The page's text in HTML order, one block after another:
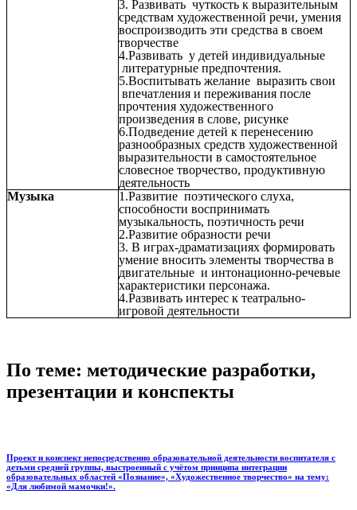
3. Развивать чуткость к выразительным
средствам художественной речи, умения
воспроизводить эти средства в своем
творчестве
4.Развивать у детей индивидуальные
литературные предпочтения.
5.Воспитывать желание выразить свои
впечатления и переживания после
прочтения художественного
произведения в слове, рисунке
6.Подведение детей к перенесению
разнообразных средств художественной
выразительности в самостоятельное
словесное творчество, продуктивную
деятельность
Музыка
1.Развитие поэтического слуха,
способности воспринимать
музыкальность, поэтичность речи
2.Развитие образности речи
3. В играх-драматизациях формировать
умение вносить элементы творчества в
двигательные и интонационно-речевые
характеристики персонажа.
4.Развивать интерес к театрально-
игровой деятельности
По теме: методические разработки,
презентации и конспекты
Проект и конспект непосредственно образовательной деятельности воспитателя с
детьми средней группы, выстроенный с учётом принципа интеграции
образовательных областей «Познание», «Художественное творчество» на тему:
«Для любимой мамочки!».